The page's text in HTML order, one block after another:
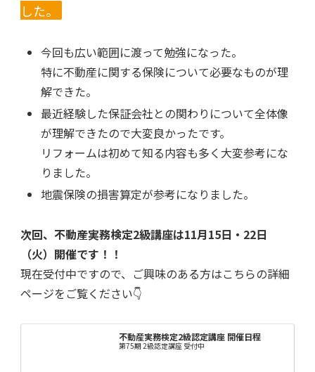
した。
今回も広い範囲に渡って勉強になった。
特に不動産に関する保険について必要なものが理
解できた。
最近経験した保証会社との関わりについて全体像
が理解できたので大変良かったです。
リフォームは初めて知る内容も多く大変参考にな
りました。
地震保険の損害算定が参考になりました。
次回、不動産実務検定2級講座は11月15日・22日
（火）開催です！！
現在受付中ですので、ご興味のある方はこちらの詳細
ページをご覧ください👇
不動産実務検定2級認定講座 開催日程
第75期 2級認定講座 受付中